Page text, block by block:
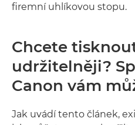
firemní uhlíkovou stopu.
Chcete
udržitelněji?
Canon vám
Jak uvádí tento článek,